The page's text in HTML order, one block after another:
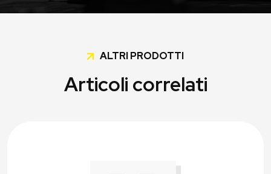
ALTRI PRODOTTI
Articoli correlati